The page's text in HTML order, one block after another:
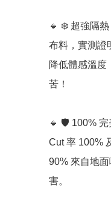
🔹 ❄️ 超強隔
布料，實測證
降低體感溫度
苦！
🔹 🛡️ 100%
Cut 率 100%
90% 來自地
害。